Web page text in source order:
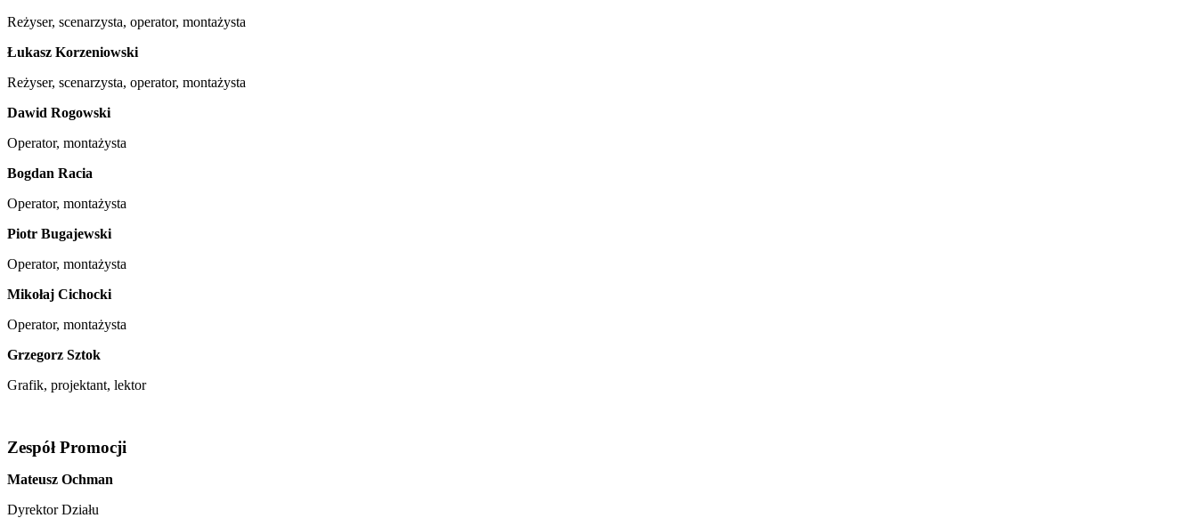
Reżyser, scenarzysta, operator, montażysta
Łukasz Korzeniowski
Reżyser, scenarzysta, operator, montażysta
Dawid Rogowski
Operator, montażysta
Bogdan Racia
Operator, montażysta
Piotr Bugajewski
Operator, montażysta
Mikołaj Cichocki
Operator, montażysta
Grzegorz Sztok
Grafik, projektant, lektor
Zespół Promocji
Mateusz Ochman
Dyrektor Działu